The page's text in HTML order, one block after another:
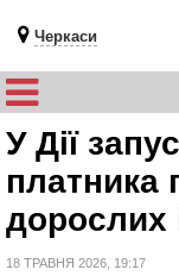
Черкаси
У Дії
платника
дорослих
18 ТРАВНЯ 2026, 19:17